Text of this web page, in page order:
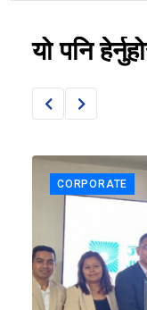
यो पनि
CORPORATE